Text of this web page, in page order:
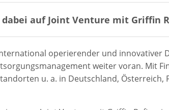
auf Joint Venture mit Griffin
operierender und innovativer
weiter voran. Mit
u. a. in Deutschland, Österreich,